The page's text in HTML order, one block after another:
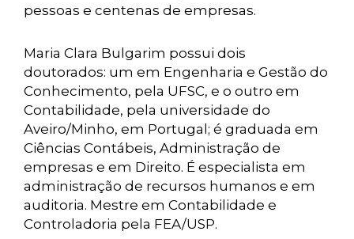
pessoas e centenas de empresas.
Maria Clara Bulgarim possui dois
doutorados: um em Engenharia e Gestão do
Conhecimento, pela UFSC, e o outro em
Contabilidade, pela universidade do
Aveiro/Minho, em Portugal; é graduada em
Ciências Contábeis, Administração de
empresas e em Direito. É especialista em
administração de recursos humanos e em
auditoria. Mestre em Contabilidade e
Controladoria pela FEA/USP.